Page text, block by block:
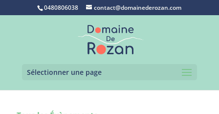
0480806038 contact@domainederozan.com
Sélectionner une page